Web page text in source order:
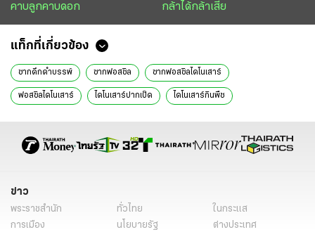
คาบลูกคาบดอก กล้าได้กล้าเสีย
แท็กที่เกี่ยวข้อง
ซากดึกดำบรรพ์ ซากฟอสซิล ซากฟอสซิลไดโนเสาร์
ฟอสซิลไดโนเสาร์ ไดโนเสาร์ปากเป็ด ไดโนเสาร์กินพืช
ข่าว
พระราชสำนัก ทั่วไทย
ในกระแส
การเมือง
นโยบายรัฐ
ต่างประเทศ